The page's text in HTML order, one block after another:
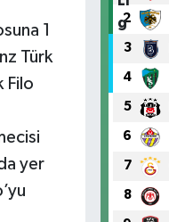
1
Türk
Filo
yer
2
3
4
5
6
7
8